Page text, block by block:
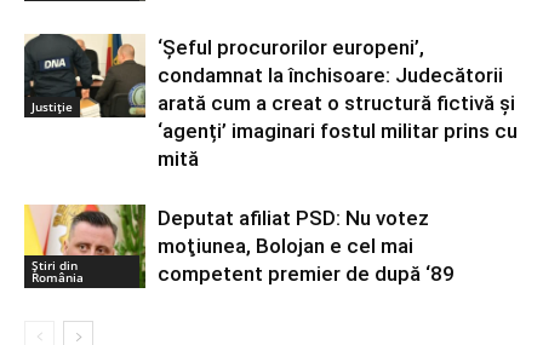
Justiție
‘Șeful procurorilor europeni’,
condamnat la închisoare: Judecătorii
arată cum a creat o structură fictivă și
‘agenți’ imaginari fostul militar prins cu
mită
Știri din
România
Deputat afiliat PSD: Nu votez
moţiunea, Bolojan e cel mai
competent premier de după ‘89